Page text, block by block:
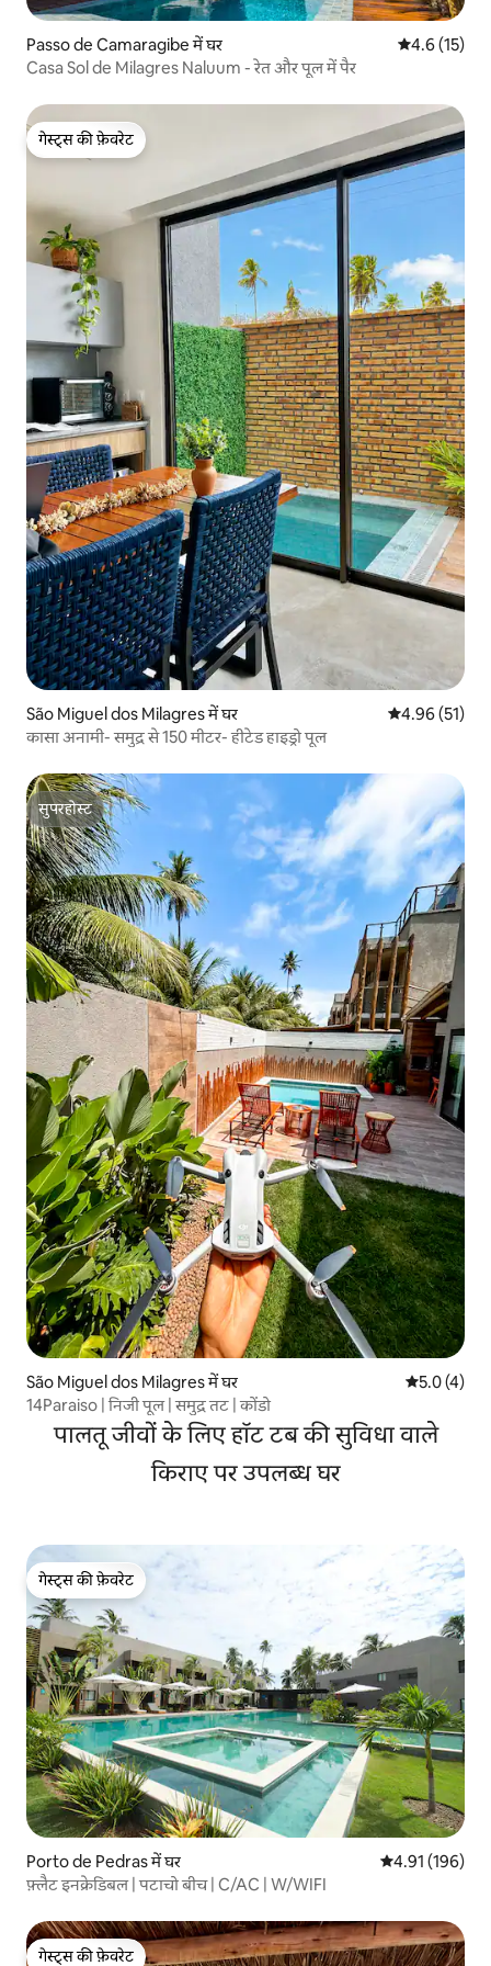
Passo de Camaragibe में घर औसत रेटिंग 5
4.6 (15)
Casa Sol de Milagres Naluum - रेत और पूल में पैर
गेस्ट्स की फ़ेवरेट
गेस्ट्स की फ़ेवरेट
São Miguel dos Milagres में घर औसत रेटिंग 5 में
4.96 (51)
कासा अनामी- समुद्र से 150 मीटर- हीटेड हाइड्रो पूल
सुपरहोस्ट
सुपरहोस्ट
São Miguel dos Milagres में घर औसत रेटिंग 5
5.0 (4)
14Paraiso | निजी पूल | समुद्र तट | कोंडो
पालतू जीवों के लिए हॉट टब की सुविधा वाले
किराए पर उपलब्ध घर
गेस्ट्स की फ़ेवरेट
गेस्ट्स की फ़ेवरेट
Porto de Pedras में घर औसत रेटिंग 5 में से
4.91 (196)
फ़्लैट इनक्रेडिबल | पटाचो बीच | C/AC | W/WIFI
गेस्ट्स की फ़ेवरेट